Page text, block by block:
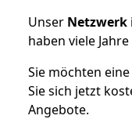
Unser Netzwerk
haben viele
Sie möchten eine
Sie sich jetzt
Angebote.